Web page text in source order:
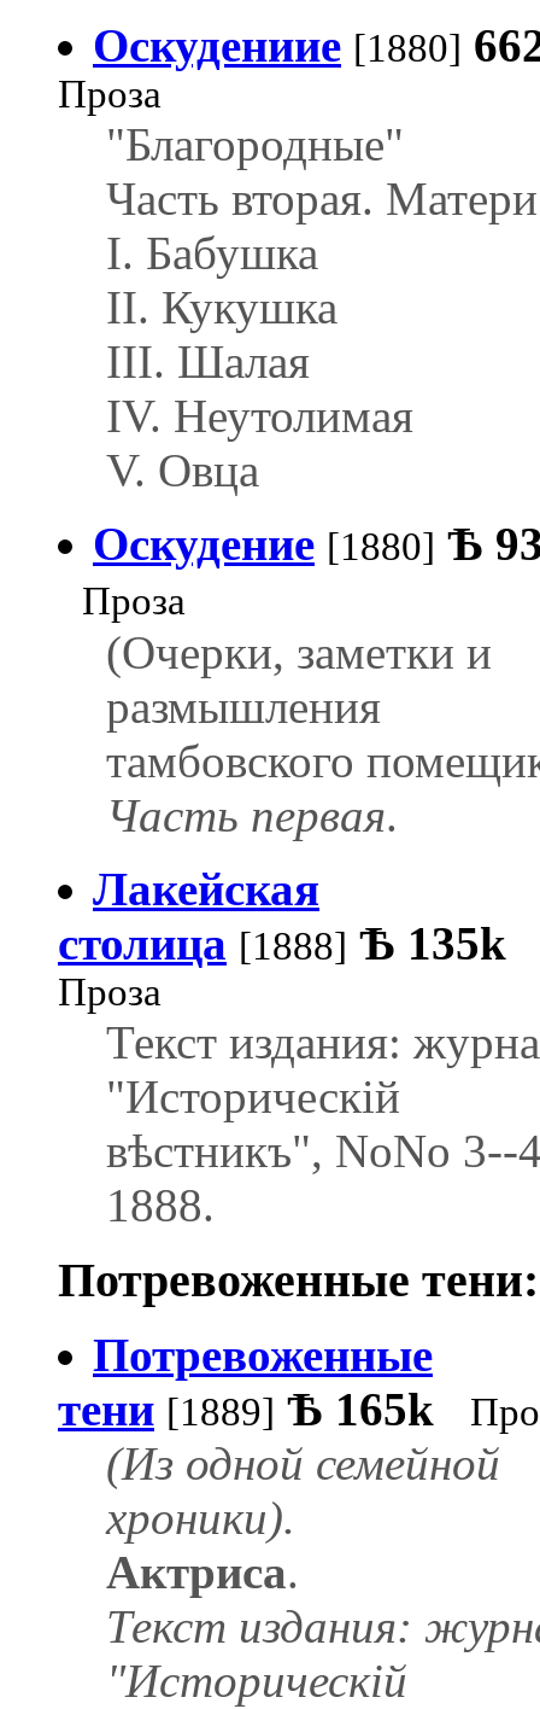
Оскудениие [1880]
Проза
"Благородные"
Часть вторая. Матери
I. Бабушка
II. Кукушка
III. Шалая
IV. Неутолимая
V. Овца
Оскудение [1880] Ѣ
Проза
(Очерки, заметки и
размышления
тамбовского
Часть первая.
Лакейская
столица [1888] Ѣ 135k
Проза
Текст издания:
"Историческій
вѣстникъ", NoNo 3--
1888.
Потревоженные тени:
Потревоженные
тени [1889] Ѣ 165k
(Из одной семейной
хроники).
Актриса.
Текст издания:
"Историческій